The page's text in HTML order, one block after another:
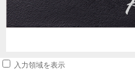
入力領域を表示